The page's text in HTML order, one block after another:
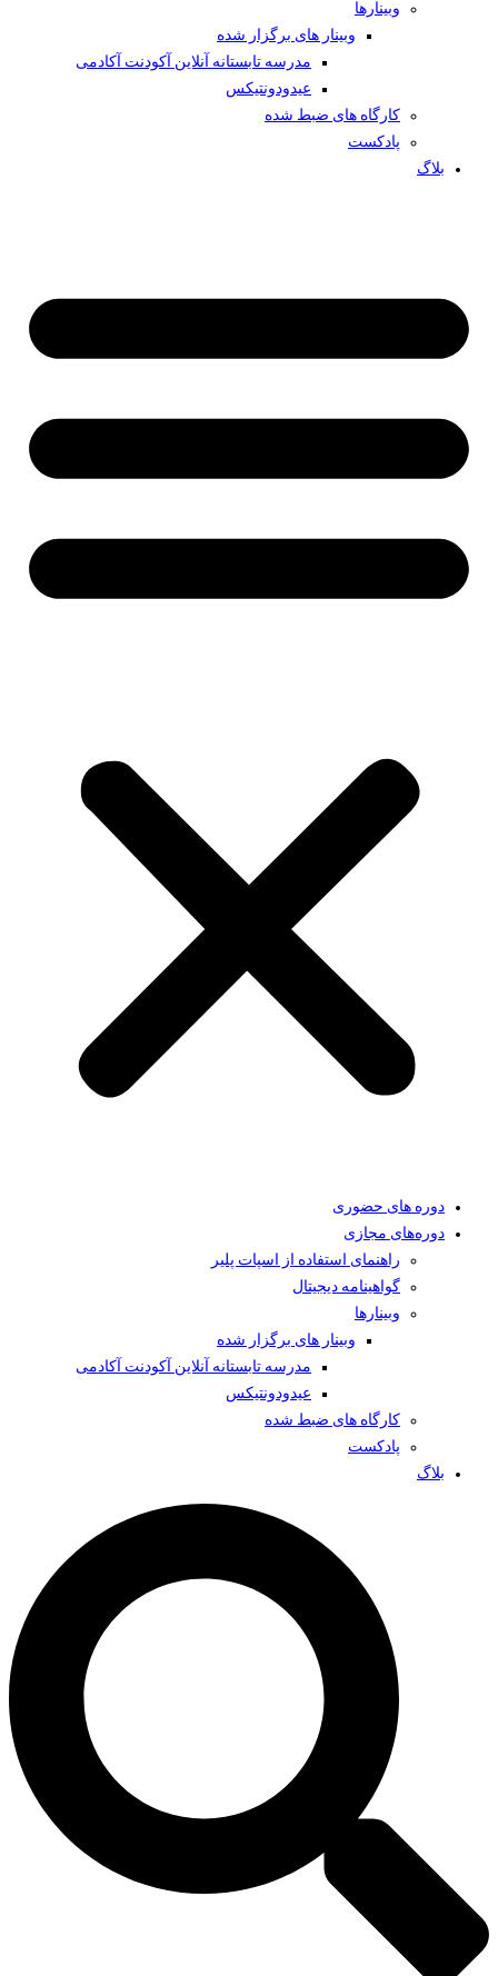
وبینار‌ها
وبینار های برگزار شده
مدرسه تابستانه آنلاین آکودنت آکادمی
عیدودونتیکس
کارگاه های ضبط شده
پادکست
بلاگ
دوره های حضوری
دوره‌های مجازی
راهنمای استفاده از اسپات پلیر
گواهینامه دیجیتال
وبینار‌ها
وبینار های برگزار شده
مدرسه تابستانه آنلاین آکودنت آکادمی
عیدودونتیکس
کارگاه های ضبط شده
پادکست
بلاگ